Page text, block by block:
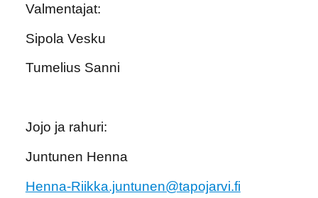
Valmentajat:
Sipola Vesku
Tumelius Sanni
Jojo ja rahuri:
Juntunen Henna
Henna-Riikka.juntunen@tapojarvi.fi